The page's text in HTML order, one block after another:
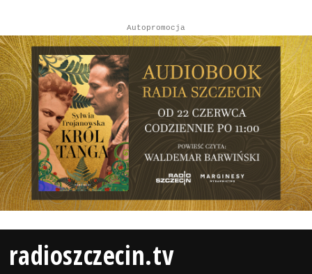
Autopromocja
radioszczecin.tv